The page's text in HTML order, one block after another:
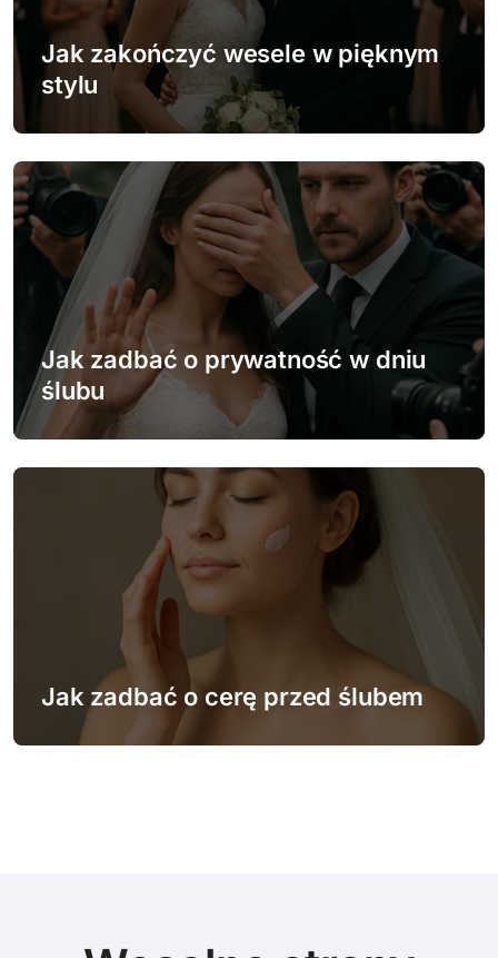
a
w
i
s
u
Jak zakończyć wesele w pięknym
stylu
Jak zadbać o prywatność w dniu
ślubu
Jak zadbać o cerę przed ślubem